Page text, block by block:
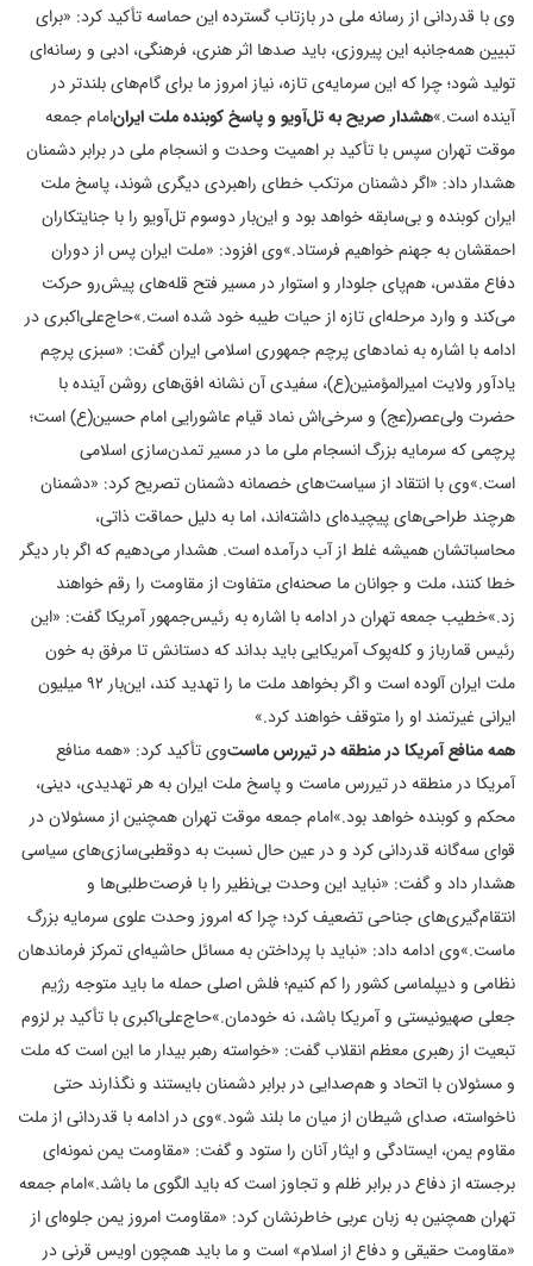
وی با قدردانی از رسانه ملی در بازتاب گسترده این حماسه تأکید کرد: «برای
تبیین همه‌جانبه این پیروزی، باید صدها اثر هنری، فرهنگی، ادبی و رسانه‌ای
تولید شود؛ چرا که این سرمایه‌ی تازه، نیاز امروز ما برای گام‌های بلندتر در
آینده است.»هشدار صریح به تل‌آویو و پاسخ کوبنده ملت ایرانامام جمعه
موقت تهران سپس با تأکید بر اهمیت وحدت و انسجام ملی در برابر دشمنان
هشدار داد: «اگر دشمنان مرتکب خطای راهبردی دیگری شوند، پاسخ ملت
ایران کوبنده و بی‌سابقه خواهد بود و این‌بار دوسوم تل‌آویو را با جنایتکاران
احمقشان به جهنم خواهیم فرستاد.»وی افزود: «ملت ایران پس از دوران
دفاع مقدس، هم‌پای جلودار و استوار در مسیر فتح قله‌های پیش‌رو حرکت
می‌کند و وارد مرحله‌ای تازه از حیات طیبه خود شده است.»حاج‌علی‌اکبری در
ادامه با اشاره به نمادهای پرچم جمهوری اسلامی ایران گفت: «سبزی پرچم
یادآور ولایت امیرالمؤمنین(ع)، سفیدی آن نشانه افق‌های روشن آینده با
حضرت ولی‌عصر(عج) و سرخی‌اش نماد قیام عاشورایی امام حسین(ع) است؛
پرچمی که سرمایه بزرگ انسجام ملی ما در مسیر تمدن‌سازی اسلامی
است.»وی با انتقاد از سیاست‌های خصمانه دشمنان تصریح کرد: «دشمنان
هرچند طراحی‌های پیچیده‌ای داشته‌اند، اما به دلیل حماقت ذاتی،
محاسباتشان همیشه غلط از آب درآمده است. هشدار می‌دهیم که اگر بار دیگر
خطا کنند، ملت و جوانان ما صحنه‌ای متفاوت از مقاومت را رقم خواهند
زد.»خطیب جمعه تهران در ادامه با اشاره به رئیس‌جمهور آمریکا گفت: «این
رئیس قمارباز و کله‌پوک آمریکایی باید بداند که دستانش تا مرفق به خون
ملت ایران آلوده است و اگر بخواهد ملت ما را تهدید کند، این‌بار 92 میلیون
ایرانی غیرتمند او را متوقف خواهند کرد.»
همه منافع آمریکا در منطقه در تیررس ماستوی تأکید کرد: «همه منافع
آمریکا در منطقه در تیررس ماست و پاسخ ملت ایران به هر تهدیدی، دینی،
محکم و کوبنده خواهد بود.»امام جمعه موقت تهران همچنین از مسئولان در
قوای سه‌گانه قدردانی کرد و در عین حال نسبت به دوقطبی‌سازی‌های سیاسی
هشدار داد و گفت: «نباید این وحدت بی‌نظیر را با فرصت‌طلبی‌ها و
انتقام‌گیری‌های جناحی تضعیف کرد؛ چرا که امروز وحدت علوی سرمایه بزرگ
ماست.»وی ادامه داد: «نباید با پرداختن به مسائل حاشیه‌ای تمرکز فرماندهان
نظامی و دیپلماسی کشور را کم کنیم؛ فلش اصلی حمله ما باید متوجه رژیم
جعلی صهیونیستی و آمریکا باشد، نه خودمان.»حاج‌علی‌اکبری با تأکید بر لزوم
تبعیت از رهبری معظم انقلاب گفت: «خواسته رهبر بیدار ما این است که ملت
و مسئولان با اتحاد و هم‌صدایی در برابر دشمنان بایستند و نگذارند حتی
ناخواسته، صدای شیطان از میان ما بلند شود.»وی در ادامه با قدردانی از ملت
مقاوم یمن، ایستادگی و ایثار آنان را ستود و گفت: «مقاومت یمن نمونه‌ای
برجسته از دفاع در برابر ظلم و تجاوز است که باید الگوی ما باشد.»امام جمعه
تهران همچنین به زبان عربی خاطرنشان کرد: «مقاومت امروز یمن جلوه‌ای از
«مقاومت حقیقی و دفاع از اسلام» است و ما باید همچون اویس قرنی در